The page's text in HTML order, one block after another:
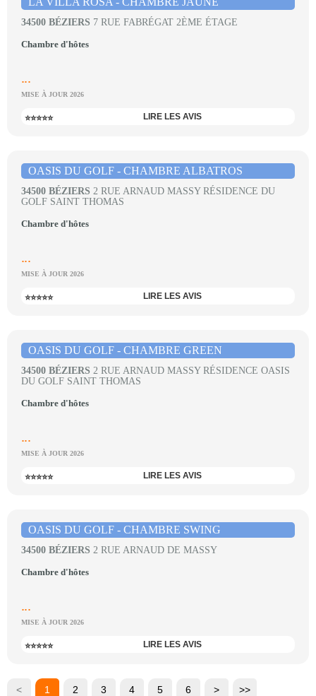
34500 BÉZIERS 7 RUE FABRÉGAT 2ÈME ÉTAGE
Chambre d'hôtes
...
MISE À JOUR 2026
⭐⭐⭐⭐⭐ LIRE LES AVIS
OASIS DU GOLF - CHAMBRE ALBATROS
34500 BÉZIERS 2 RUE ARNAUD MASSY RÉSIDENCE DU
GOLF SAINT THOMAS
Chambre d'hôtes
...
MISE À JOUR 2026
⭐⭐⭐⭐⭐ LIRE LES AVIS
OASIS DU GOLF - CHAMBRE GREEN
34500 BÉZIERS 2 RUE ARNAUD MASSY RÉSIDENCE OASIS
DU GOLF SAINT THOMAS
Chambre d'hôtes
...
MISE À JOUR 2026
⭐⭐⭐⭐⭐ LIRE LES AVIS
OASIS DU GOLF - CHAMBRE SWING
34500 BÉZIERS 2 RUE ARNAUD DE MASSY
Chambre d'hôtes
...
MISE À JOUR 2026
⭐⭐⭐⭐⭐ LIRE LES AVIS
< 1 2 3 4 5 6 > >>